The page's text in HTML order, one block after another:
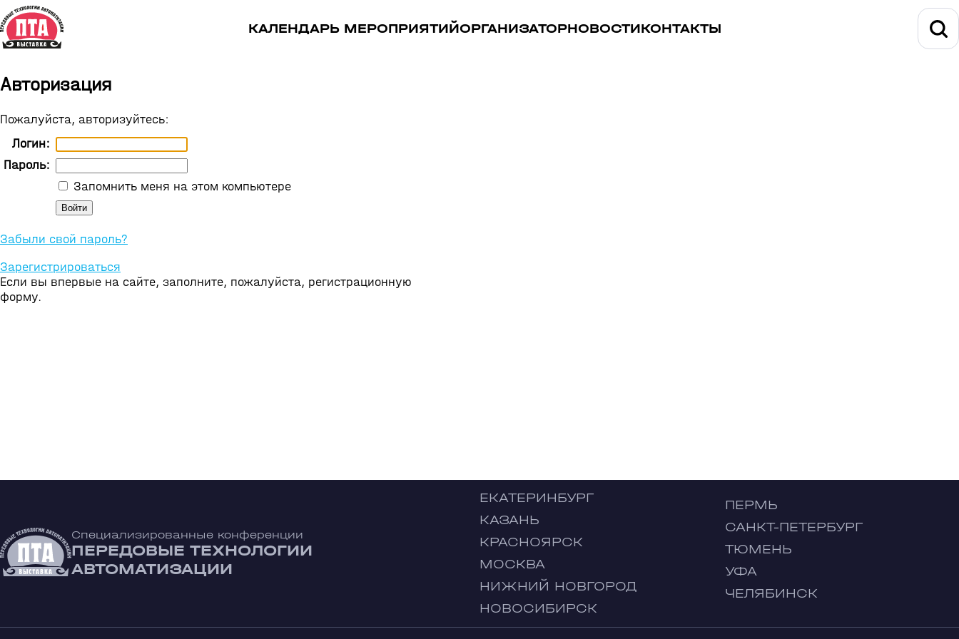
КАЛЕНДАРЬ МЕРОПРИЯТИЙОРГАНИЗАТОРНОВОСТИКОНТАКТЫ
Авторизация
Пожалуйста, авторизуйтесь:
Логин:
Пароль:
Запомнить меня на этом компьютере
Забыли свой пароль?
Зарегистрироваться
Если вы впервые на сайте, заполните, пожалуйста, регистрационную
форму.
Специализированные конференции
ПЕРЕДОВЫЕ ТЕХНОЛОГИИ
АВТОМАТИЗАЦИИ
ЕКАТЕРИНБУРГ
КАЗАНЬ
КРАСНОЯРСК
МОСКВА
НИЖНИЙ НОВГОРОД
НОВОСИБИРСК
ПЕРМЬ
САНКТ-ПЕТЕРБУРГ
ТЮМЕНЬ
УФА
ЧЕЛЯБИНСК